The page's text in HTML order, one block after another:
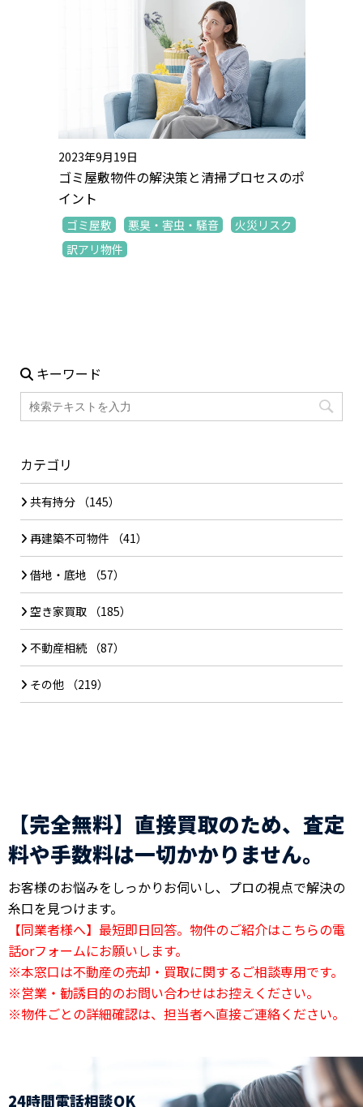
2023年9月19日
ゴミ屋敷物件の解決策と清掃プロセスのポ
イント
ゴミ屋敷 悪臭・害虫・騒音
火災リスク
訳アリ物件
キーワード
カテゴリ
共有持分 （145）
再建築不可物件 （41）
借地・底地 （57）
空き家買取 （185）
不動産相続 （87）
その他 （219）
【完全無料】直接買取のため、査定
料や手数料は一切かかりません。
お客様のお悩みをしっかりお伺いし、プロの視点で解決の
糸口を見つけます。
【同業者様へ】最短即日回答。物件のご紹介はこちらの電
話orフォームにお願いします。
※本窓口は不動産の売却・買取に関するご相談専用です。
※営業・勧誘目的のお問い合わせはお控えください。
※物件ごとの詳細確認は、担当者へ直接ご連絡ください。
24時間電話相談OK